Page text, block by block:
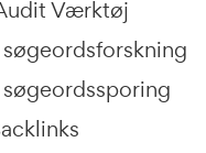
Værktøj